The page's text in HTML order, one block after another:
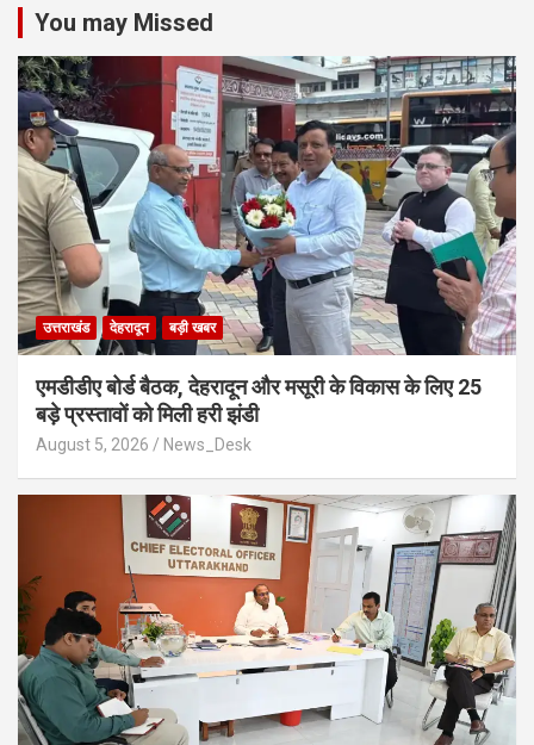
You may Missed
उत्तराखंड देहरादून बड़ी खबर
एमडीडीए बोर्ड बैठक, देहरादून और मसूरी के विकास के लिए 25
बड़े प्रस्तावों को मिली हरी झंडी
August 5, 2026 News_Desk